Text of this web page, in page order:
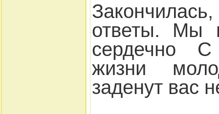
ответы. Мы
сердечно
жизни
заденут вас